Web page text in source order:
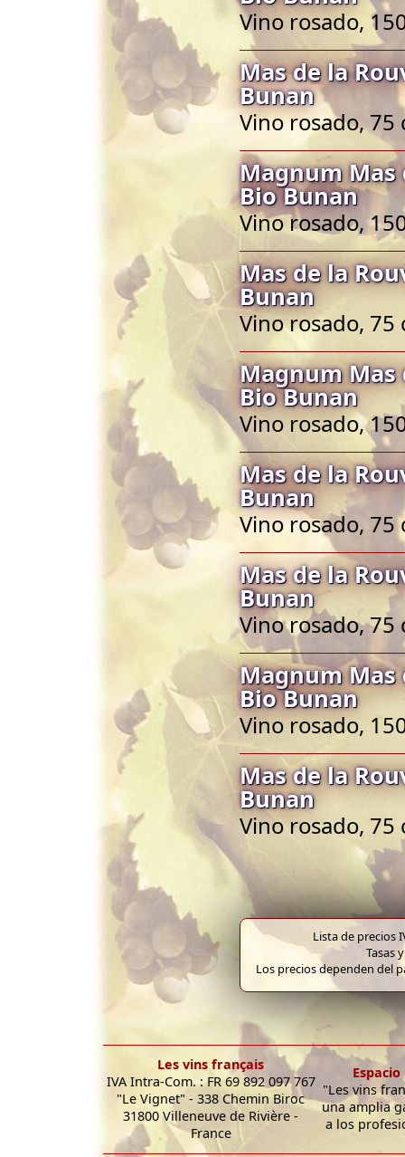
Vino rosado,
Mas de la
Bunan
Vino rosado, 75
Magnum Mas
Bio Bunan
Vino rosado,
Mas de la
Bunan
Vino rosado, 75
Magnum Mas
Bio Bunan
Vino rosado,
Mas de la
Bunan
Vino rosado, 75
Mas de la
Bunan
Vino rosado, 75
Magnum Mas
Bio Bunan
Vino rosado,
Mas de la
Bunan
Vino rosado, 75
Lista de precios
Tasas
Los precios dependen del
Les vins français
IVA Intra-Com. : FR 69 892 097 767
"Le Vignet" - 338 Chemin Biroc
31800 Villeneuve de Rivière -
France
"Les vins
una amplia
a los